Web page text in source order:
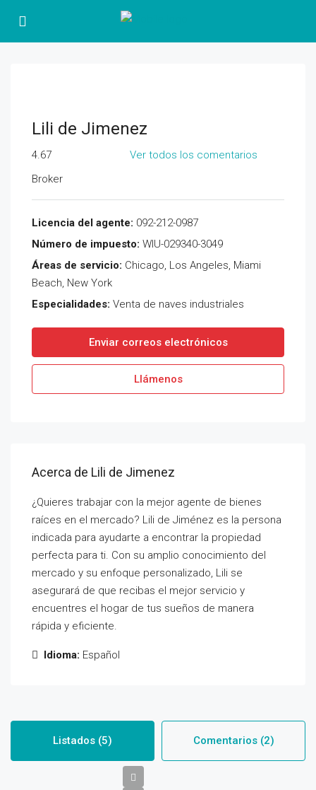
Lili de Jimenez
4.67
Ver todos los comentarios
Broker
Licencia del agente: 092-212-0987
Número de impuesto: WIU-029340-3049
Áreas de servicio: Chicago, Los Angeles, Miami
Beach, New York
Especialidades: Venta de naves industriales
Enviar correos electrónicos
Llámenos
Acerca de Lili de Jimenez
¿Quieres trabajar con la mejor agente de bienes
raíces en el mercado? Lili de Jiménez es la persona
indicada para ayudarte a encontrar la propiedad
perfecta para ti. Con su amplio conocimiento del
mercado y su enfoque personalizado, Lili se
asegurará de que recibas el mejor servicio y
encuentres el hogar de tus sueños de manera
rápida y eficiente.
Idioma: Español
Listados (5) Comentarios (2)